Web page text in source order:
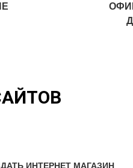
ИНТЕРНЕТ МАГАЗИН